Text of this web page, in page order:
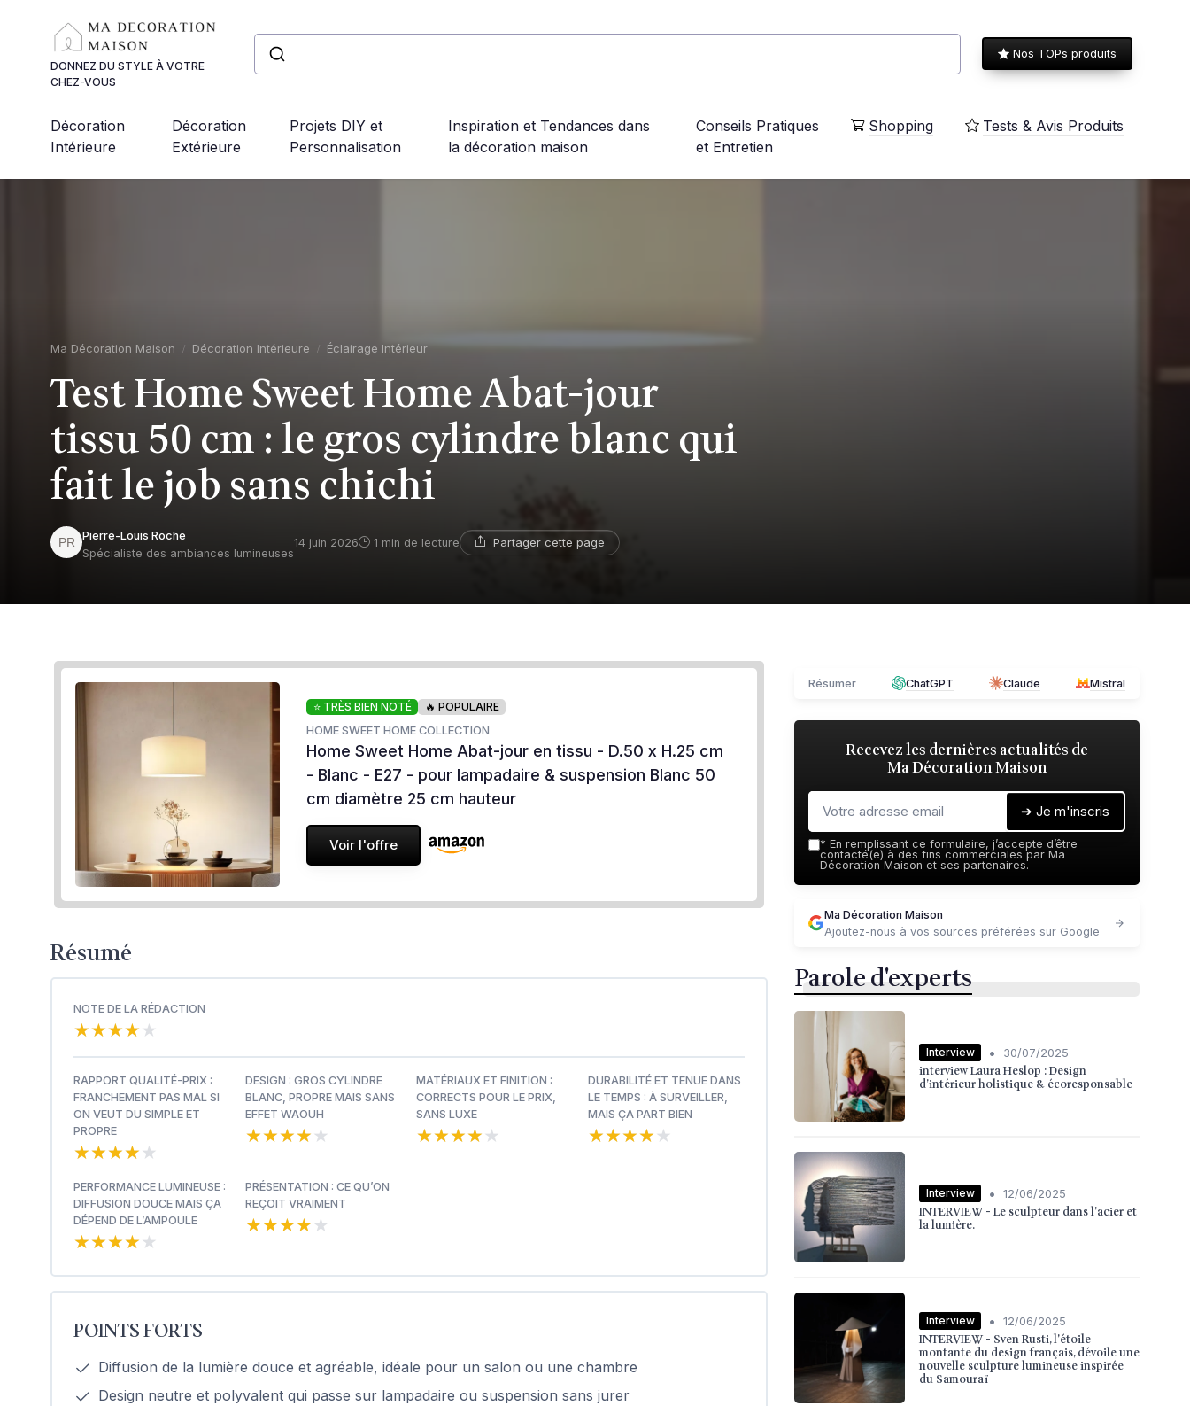
DONNEZ DU STYLE À VOTRE
CHEZ-VOUS
Nos TOPs produits
Décoration
Intérieure
Décoration
Extérieure
Projets DIY et
Personnalisation
Inspiration et Tendances dans
la décoration maison
Conseils Pratiques
et Entretien
Shopping Tests & Avis Produits
Ma Décoration Maison Décoration Intérieure Éclairage Intérieur
Test Home Sweet Home Abat-jour
tissu 50 cm : le gros cylindre blanc qui
fait le job sans chichi
Pierre-Louis Roche
Spécialiste des ambiances lumineuses
14 juin 2026 1 min de lecture Partager cette page
⭐ TRÈS BIEN NOTÉ
🔥 POPULAIRE
HOME SWEET HOME COLLECTION
Home Sweet Home Abat-jour en tissu - D.50 x H.25 cm
- Blanc - E27 - pour lampadaire & suspension Blanc 50
cm diamètre 25 cm hauteur
Voir l'offre
Résumé
NOTE DE LA RÉDACTION
★★★★★
★★★★★
RAPPORT QUALITÉ-PRIX :
FRANCHEMENT PAS MAL SI
ON VEUT DU SIMPLE ET
PROPRE
★★★★★
★★★★★
DESIGN : GROS CYLINDRE
BLANC, PROPRE MAIS SANS
EFFET WAOUH
★★★★★
★★★★★
MATÉRIAUX ET FINITION :
CORRECTS POUR LE PRIX,
SANS LUXE
★★★★★
★★★★★
DURABILITÉ ET TENUE DANS
LE TEMPS : À SURVEILLER,
MAIS ÇA PART BIEN
★★★★★
★★★★★
PERFORMANCE LUMINEUSE :
DIFFUSION DOUCE MAIS ÇA
DÉPEND DE L’AMPOULE
★★★★★
★★★★★
PRÉSENTATION : CE QU’ON
REÇOIT VRAIMENT
★★★★★
★★★★★
POINTS FORTS
Diffusion de la lumière douce et agréable, idéale pour un salon ou une chambre
Design neutre et polyvalent qui passe sur lampadaire ou suspension sans jurer
Résumer ChatGPT Claude Mistral
Recevez les dernières actualités de
Ma Décoration Maison
➔ Je m'inscris
* En remplissant ce formulaire, j’accepte d’être
contacté(e) à des fins commerciales par Ma
Décoration Maison et ses partenaires.
Ma Décoration Maison
Ajoutez-nous à vos sources préférées sur Google
Parole d'experts
Interview • 30/07/2025
interview Laura Heslop : Design
d’intérieur holistique & écoresponsable
Interview • 12/06/2025
INTERVIEW - Le sculpteur dans l'acier et
la lumière.
Interview • 12/06/2025
INTERVIEW - Sven Rusti, l'étoile
montante du design français, dévoile une
nouvelle sculpture lumineuse inspirée
du Samouraï